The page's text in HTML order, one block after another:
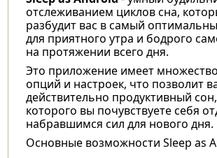
отслеживанием циклов сна,
разбудит вас в самый
для приятного утра и бодрого
на протяжении всего дня.
Это приложение имеет
опций и настроек, что позволит
действительно продуктивный
которого вы почувствуете себя
набравшимся сил для нового дня.
Основные возможности Sleep as